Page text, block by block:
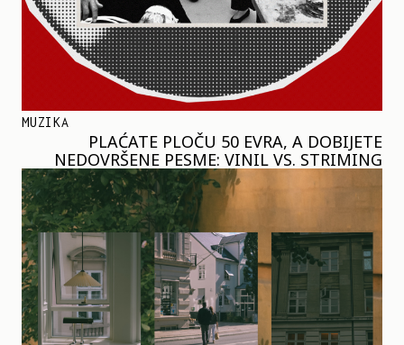
MUZIKA
PLAĆATE PLOČU 50 EVRA, A DOBIJETE
NEDOVRŠENE PESME: VINIL VS. STRIMING